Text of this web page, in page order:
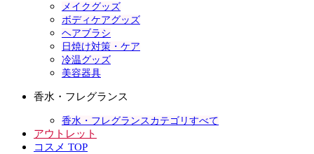
メイクグッズ
ボディケアグッズ
ヘアブラシ
日焼け対策・ケア
冷温グッズ
美容器具
香水・フレグランス
香水・フレグランスカテゴリすべて
アウトレット
コスメ TOP